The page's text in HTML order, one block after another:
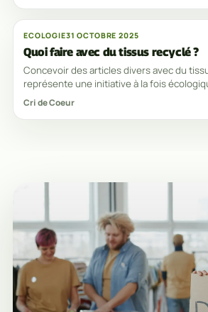
ECOLOGIE31 OCTOBRE 2025
Quoi faire avec du tissus recyclé ?
Concevoir des articles divers avec du
représente une initiative à la fois
contribue à la réduction des déchets
Cri de Coeur